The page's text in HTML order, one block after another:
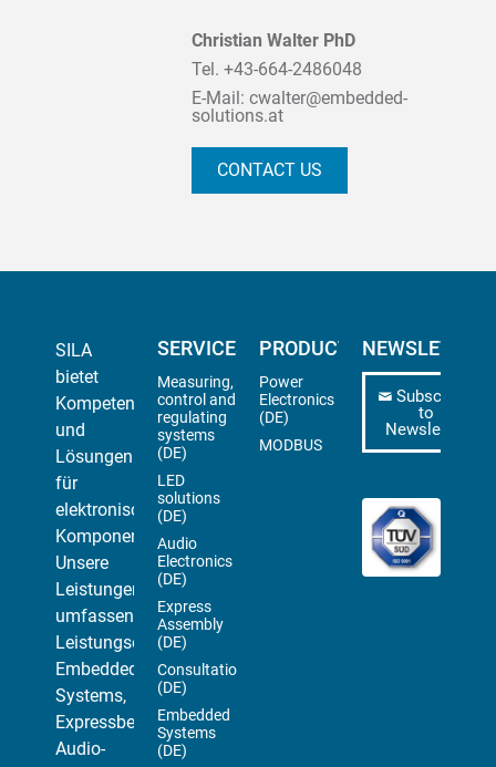
Christian Walter PhD
Tel. +43-664-2486048
E-Mail: cwalter@embedded-
solutions.at
CONTACT US
SILA
bietet
Kompetenz
und
Lösungen
für
elektronische
Komponenten.
Unsere
Leistungen
umfassen
Leistungselektronik,
Embedded
Systems,
Expressbestückungen,
Audio-
SERVICES
Measuring,
control and
regulating
systems
(DE)
LED
solutions
(DE)
Audio
Electronics
(DE)
Express
Assembly
(DE)
Consultation
(DE)
Embedded
Systems
(DE)
PRODUCTS
Power
Electronics
(DE)
MODBUS
NEWSLETTER
Subscribe
to
Newsletter